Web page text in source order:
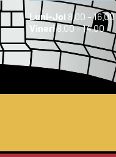
Luni-Joi 8.00 – 16.00
Vineri8.00 – 14.00